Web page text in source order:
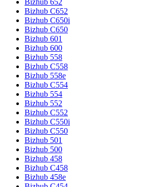
Bizhub C652
Bizhub C650i
Bizhub C650
Bizhub 601
Bizhub 600
Bizhub 558
Bizhub C558
Bizhub 558e
Bizhub C554
Bizhub 554
Bizhub 552
Bizhub C552
Bizhub C550i
Bizhub C550
Bizhub 501
Bizhub 500
Bizhub 458
Bizhub C458
Bizhub 458e